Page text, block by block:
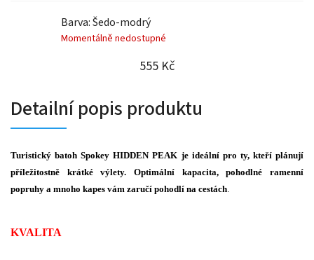
Barva: Šedo-modrý
Momentálně nedostupné
555 Kč
Detailní popis produktu
Turistický batoh Spokey HIDDEN PEAK je ideální pro ty, kteří plánují
příležitostně krátké výlety. Optimální kapacita, pohodlné ramenní
popruhy a mnoho kapes vám zaručí pohodlí na cestách.
KVALITA